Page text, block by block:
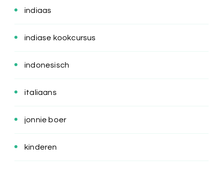
indiaas
indiase kookcursus
indonesisch
italiaans
jonnie boer
kinderen